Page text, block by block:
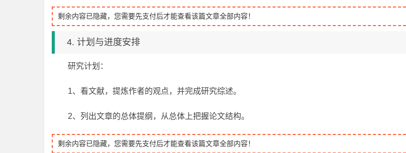
剩余内容已隐藏，您需要先支付后才能查看该篇文章全部内容！
4. 计划与进度安排
研究计划：
1、看文献，提炼作者的观点，并完成研究综述。
2、列出文章的总体提纲，从总体上把握论文结构。
剩余内容已隐藏，您需要先支付后才能查看该篇文章全部内容！